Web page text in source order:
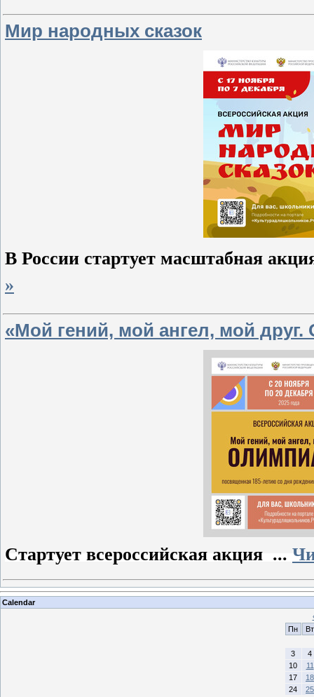
Мир народных сказок
В России стартует масштабная
»
«Мой гений, мой ангел, мой
Стартует всероссийская акция ...
Calendar
Пн
Вт
3
4
10
11
17
18
24
25